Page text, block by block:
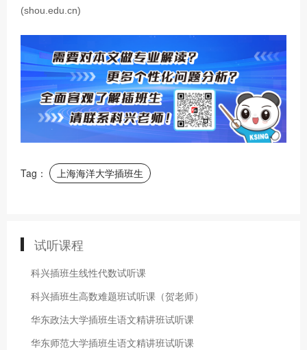
(shou.edu.cn)
Tag： 上海海洋大学插班生
试听课程
科兴插班生线性代数试听课
科兴插班生高数难题班试听课（贺老师）
华东政法大学插班生语文精讲班试听课
华东师范大学插班生语文精讲班试听课